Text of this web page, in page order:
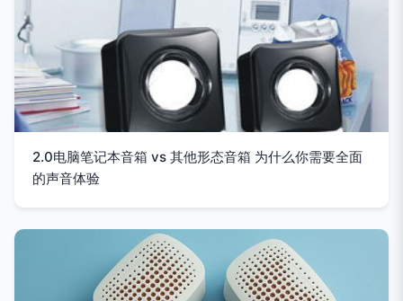
2.0电脑笔记本音箱 vs 其他形态音箱 为什么你需要全面
的声音体验